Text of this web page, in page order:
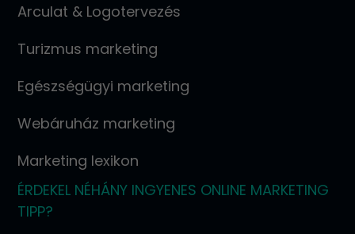
Arculat & Logotervezés
Turizmus marketing
Egészségügyi marketing
Webáruház marketing
Marketing lexikon
ÉRDEKEL NÉHÁNY INGYENES ONLINE MARKETING
TIPP?